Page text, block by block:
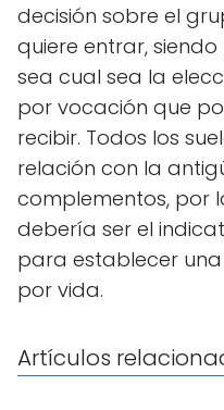
decisión sobre el
quiere entrar,
sea cual sea la
por vocación que
recibir. Todos los
relación con la
complementos, por
debería ser el
para establecer
por vida.
Artículos